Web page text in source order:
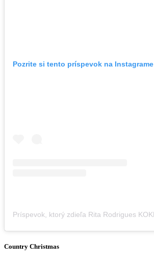
Pozrite si tento príspevok na Instagrame
Country Christmas